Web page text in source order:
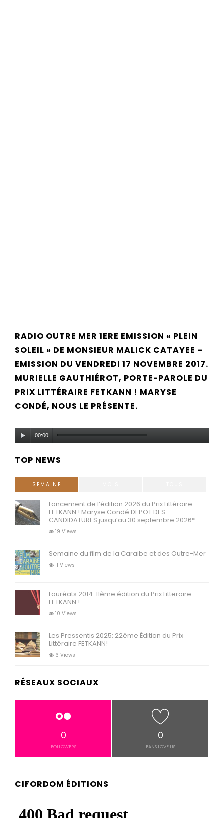
RADIO OUTRE MER 1ERE EMISSION « PLEIN
SOLEIL » DE MONSIEUR MALICK CATAYEE –
EMISSION DU VENDREDI 17 NOVEMBRE 2017.
MURIELLE GAUTHIÉROT, PORTE-PAROLE DU
PRIX LITTÉRAIRE FETKANN ! MARYSE
CONDÉ, NOUS LE PRÉSENTE.
Lecteur00:00
TOP NEWS
SEMAINE
Lancement de l’édition 2026 du Prix Littéraire
FETKANN ! Maryse Condé DEPOT DES
CANDIDATURES jusqu’au 30 septembre 2026*
19 Views
Semaine du film de la Caraibe et des Outre-Mer
11 Views
Lauréats 2014: 11ème édition du Prix Litteraire
FETKANN !
10 Views
Les Pressentis 2025: 22ème Édition du Prix
Littéraire FETKANN!
6 Views
RÉSEAUX SOCIAUX
0
FOLLOWERS
0
FANS LOVE US
CIFORDOM ÉDITIONS